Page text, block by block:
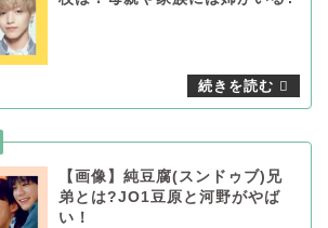
【画像】純豆腐(スンドゥブ)兄
弟とは?JO1豆原と河野がやば
い！